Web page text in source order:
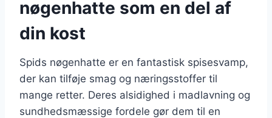
nøgenhatte som en del af
din kost
Spids nøgenhatte er en fantastisk spisesvamp,
der kan tilføje smag og næringsstoffer til
mange retter. Deres alsidighed i madlavning og
sundhedsmæssige fordele gør dem til en